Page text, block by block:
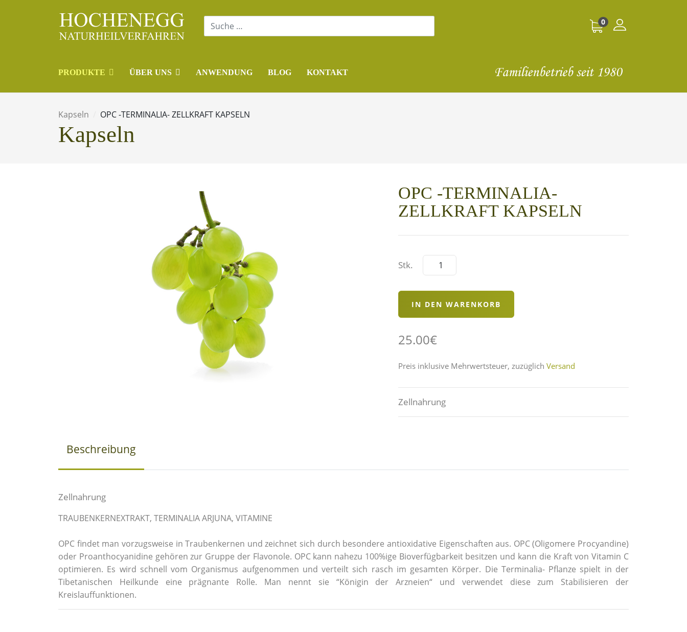
0
PRODUKTE ÜBER UNS ANWENDUNG BLOG KONTAKT
Kapseln OPC -TERMINALIA- ZELLKRAFT KAPSELN
Kapseln
OPC -TERMINALIA-
ZELLKRAFT KAPSELN
Stk.
25.00€
Preis inklusive Mehrwertsteuer, zuzüglich Versand
Zellnahrung
Beschreibung
Zellnahrung
TRAUBENKERNEXTRAKT, TERMINALIA ARJUNA, VITAMINE
OPC findet man vorzugsweise in Traubenkernen und zeichnet sich durch besondere antioxidative Eigenschaften aus. OPC (Oligomere Procyandine)
oder Proanthocyanidine gehören zur Gruppe der Flavonole. OPC kann nahezu 100%ige Bioverfügbarkeit besitzen und kann die Kraft von Vitamin C
optimieren. Es wird schnell vom Organismus aufgenommen und verteilt sich rasch im gesamten Körper. Die Terminalia- Pflanze spielt in der
Tibetanischen Heilkunde eine prägnante Rolle. Man nennt sie “Königin der Arzneien“ und verwendet diese zum Stabilisieren der
Kreislauffunktionen.